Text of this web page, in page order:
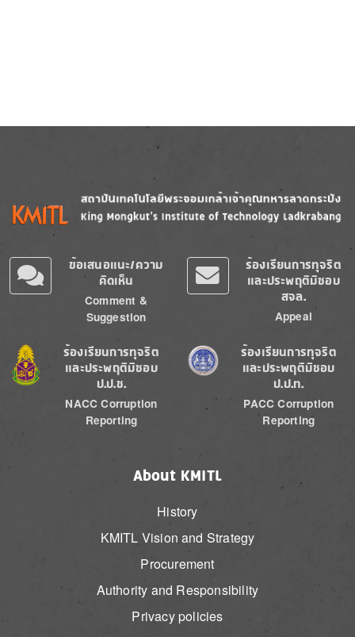
Image
ข้อเสนอแนะ/ความ
คิดเห็น
Comment &
Suggestion
ร้องเรียนการทุจริต
และประพฤติมิชอบ
สจล.
Appeal
Image
ร้องเรียนการทุจริต
และประพฤติมิชอบ
ป.ป.ช.
NACC Corruption
Reporting
Image
ร้องเรียนการทุจริต
และประพฤติมิชอบ
ป.ป.ท.
PACC Corruption
Reporting
About KMITL
History
KMITL Vision and Strategy
Procurement
Authority and Responsibility
Privacy policies